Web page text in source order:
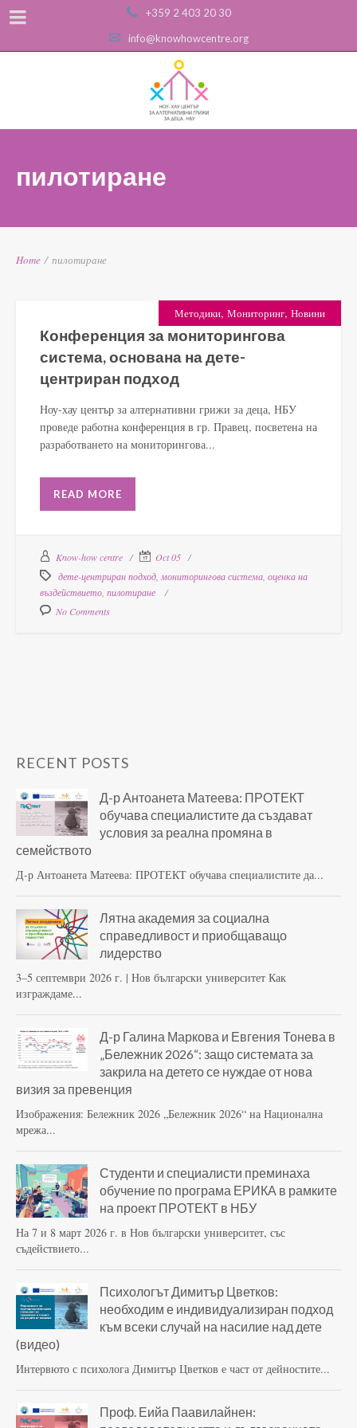
+359 2 403 20 30
info@knowhowcentre.org
пилотиране
Home / пилотиране
Методики, Мониторинг, Новини
Конференция за мониторингова
система, основана на дете-
центриран подход
Ноу-хау център за алтернативни грижи за деца, НБУ
проведе работна конференция в гр. Правец, посветена на
разработването на мониторингова...
READ MORE
Know-how centre
Oct 05
дете-центриран подход мониторингова система оценка на
въздействието пилотиране
No Comments
RECENT POSTS
Д-р Антоанета Матеева: ПРОТЕКТ
обучава специалистите да създават
условия за реална промяна в
семейството
Д-р Антоанета Матеева: ПРОТЕКТ обучава специалистите да...
Лятна академия за социална
справедливост и приобщаващо
лидерство
3–5 септември 2026 г. | Нов български университет Как
изграждаме...
Д-р Галина Маркова и Евгения Тонева в
„Бележник 2026“: защо системата за
закрила на детето се нуждае от нова
визия за превенция
Изображения: Бележник 2026 „Бележник 2026“ на Национална
мрежа...
Студенти и специалисти преминаха
обучение по програма ЕРИКА в рамките
на проект ПРОТЕКТ в НБУ
На 7 и 8 март 2026 г. в Нов български университет, със
съдействието...
Психологът Димитър Цветков:
необходим е индивидуализиран подход
към всеки случай на насилие над дете
(видео)
Интервюто с психолога Димитър Цветков е част от дейностите...
Проф. Еийа Паавилайнен: